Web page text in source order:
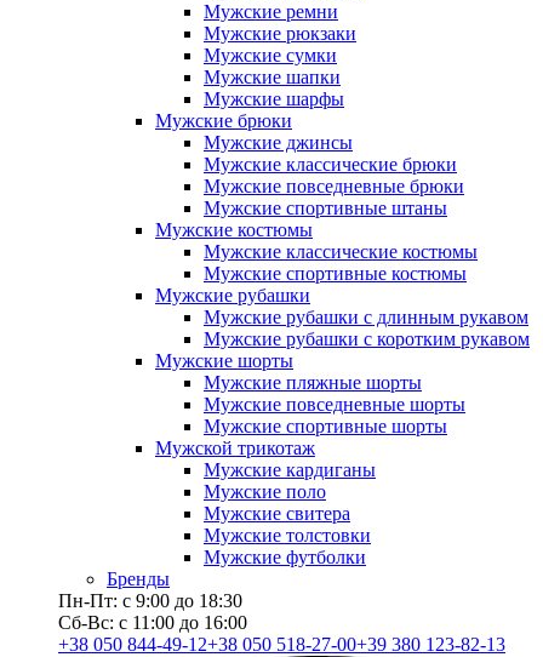
Мужские ремни
Мужские рюкзаки
Мужские сумки
Мужские шапки
Мужские шарфы
Мужские брюки
Мужские джинсы
Мужские классические брюки
Мужские повседневные брюки
Мужские спортивные штаны
Мужские костюмы
Мужские классические костюмы
Мужские спортивные костюмы
Мужские рубашки
Мужские рубашки с длинным рукавом
Мужские рубашки с коротким рукавом
Мужские шорты
Мужские пляжные шорты
Мужские повседневные шорты
Мужские спортивные шорты
Мужской трикотаж
Мужские кардиганы
Мужские поло
Мужские свитера
Мужские толстовки
Мужские футболки
Бренды
Пн-Пт: с 9:00 до 18:30
Сб-Вс: с 11:00 до 16:00
+38 050 844-49-12+38 050 518-27-00+39 380 123-82-13